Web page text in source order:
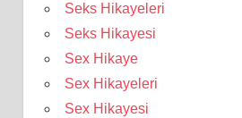
Seks Hikayeleri
Seks Hikayesi
Sex Hikaye
Sex Hikayeleri
Sex Hikayesi